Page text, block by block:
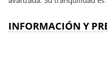
INFORMACIÓN Y